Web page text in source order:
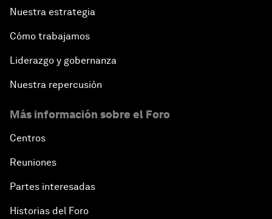
Nuestra estrategia
Cómo trabajamos
Liderazgo y gobernanza
Nuestra repercusión
Más información sobre el Foro
Centros
Reuniones
Partes interesadas
Historias del Foro